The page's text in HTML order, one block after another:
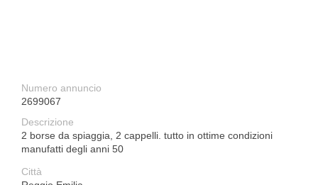
Numero annuncio
2699067
Descrizione
2 borse da spiaggia, 2 cappelli. tutto in ottime condizioni
manufatti degli anni 50
Città